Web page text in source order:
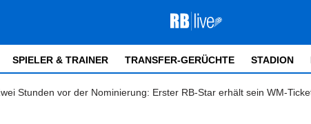
SPIELER & TRAINER TRANSFER-GERÜCHTE STADION
Stunden vor der Nominierung: Erster RB-Star erhält sein WM-